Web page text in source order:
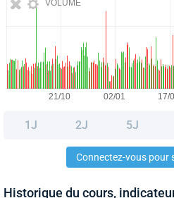
VOLUME
1J 2J 5J
Connectez-vous pour
Historique du cours,